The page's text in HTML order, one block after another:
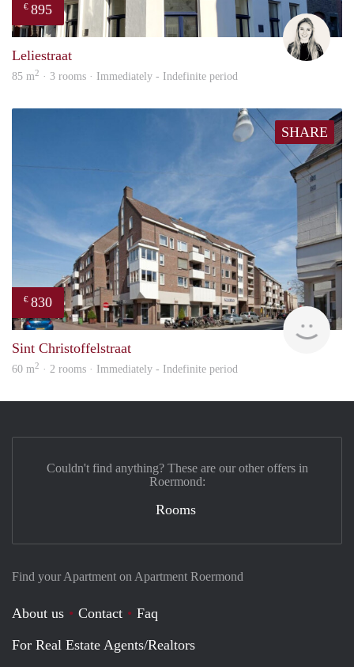
€ 895
Fleur
Leliestraat
85 m2 · 3 rooms · Immediately - Indefinite period
SHARE
€ 830
Sint Christoffelstraat
60 m2 · 2 rooms · Immediately - Indefinite period
Find your Apartment on Apartment Roermond
About us Contact
Faq
For Real Estate Agents/Realtors
Couldn't find anything? These are our other offers in
Roermond:
Rooms